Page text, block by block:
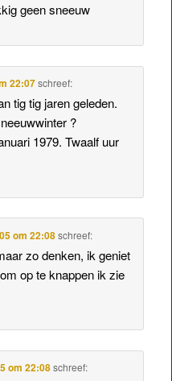
geen sneeuw
22:07 schreef:
tig tig jaren geleden.
?
1979. Twaalf uur
om 22:08 schreef:
zo denken, ik geniet
op te knappen ik zie
om 22:08 schreef: